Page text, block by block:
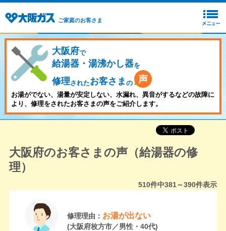
ご家庭のお客さま
大阪府で
給湯器・湯沸かし器を
修理されたお客さま の
お湯がでない、湯量が安定しない、水漏れ、異音がするなどの故障に
より、修理をされたお客さまの声をご紹介します。
大阪府のお客さまの声（給湯器の修
理）
510件中381～390件表示
修理理由： お湯が出ない
(大阪府枚方市／男性・40代)